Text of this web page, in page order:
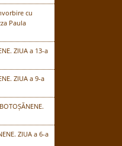
cu
Paula
ZIUA a 13-a
ZIUA a 9-a
ZIUA a 6-a